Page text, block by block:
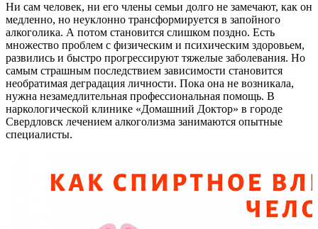
Ни сам человек, ни его члены семьи долго не замечают, как он
медленно, но неуклонно трансформируется в запойного
алкоголика. А потом становится слишком поздно. Есть
множество проблем с физическим и психическим здоровьем,
развились и быстро прогрессируют тяжелые заболевания. Но
самым страшным последствием зависимости становится
необратимая деградация личности. Пока она не возникала,
нужна незамедлительная профессиональная помощь. В
наркологической клинике «Домашний Доктор» в городе
Свердловск лечением алкоголизма занимаются опытные
специалисты.